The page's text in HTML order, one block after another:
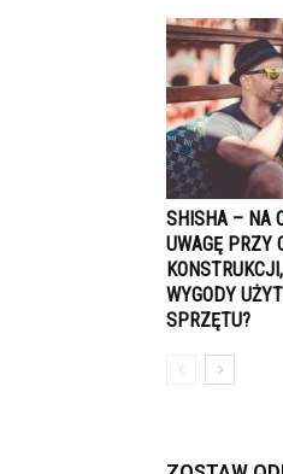
SHISHA – NA
UWAGĘ PRZY
WYGODY
SPRZĘTU?